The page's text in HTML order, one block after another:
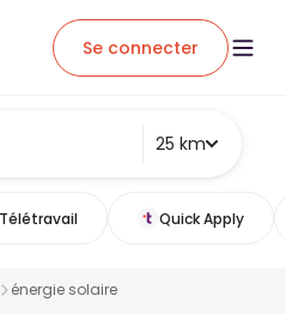
Se connecter
25 km
Télétravail Quick Apply
énergie solaire